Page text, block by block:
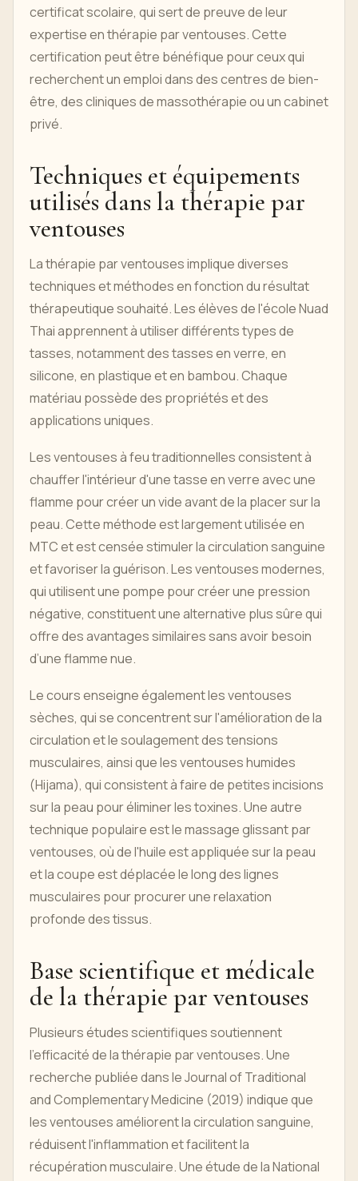
certificat scolaire, qui sert de preuve de leur
expertise en thérapie par ventouses. Cette
certification peut être bénéfique pour ceux qui
recherchent un emploi dans des centres de bien-
être, des cliniques de massothérapie ou un cabinet
privé.
Techniques et équipements
utilisés dans la thérapie par
ventouses
La thérapie par ventouses implique diverses
techniques et méthodes en fonction du résultat
thérapeutique souhaité. Les élèves de l'école Nuad
Thai apprennent à utiliser différents types de
tasses, notamment des tasses en verre, en
silicone, en plastique et en bambou. Chaque
matériau possède des propriétés et des
applications uniques.
Les ventouses à feu traditionnelles consistent à
chauffer l'intérieur d'une tasse en verre avec une
flamme pour créer un vide avant de la placer sur la
peau. Cette méthode est largement utilisée en
MTC et est censée stimuler la circulation sanguine
et favoriser la guérison. Les ventouses modernes,
qui utilisent une pompe pour créer une pression
négative, constituent une alternative plus sûre qui
offre des avantages similaires sans avoir besoin
d’une flamme nue.
Le cours enseigne également les ventouses
sèches, qui se concentrent sur l'amélioration de la
circulation et le soulagement des tensions
musculaires, ainsi que les ventouses humides
(Hijama), qui consistent à faire de petites incisions
sur la peau pour éliminer les toxines. Une autre
technique populaire est le massage glissant par
ventouses, où de l'huile est appliquée sur la peau
et la coupe est déplacée le long des lignes
musculaires pour procurer une relaxation
profonde des tissus.
Base scientifique et médicale
de la thérapie par ventouses
Plusieurs études scientifiques soutiennent
l'efficacité de la thérapie par ventouses. Une
recherche publiée dans le Journal of Traditional
and Complementary Medicine (2019) indique que
les ventouses améliorent la circulation sanguine,
réduisent l'inflammation et facilitent la
récupération musculaire. Une étude de la National